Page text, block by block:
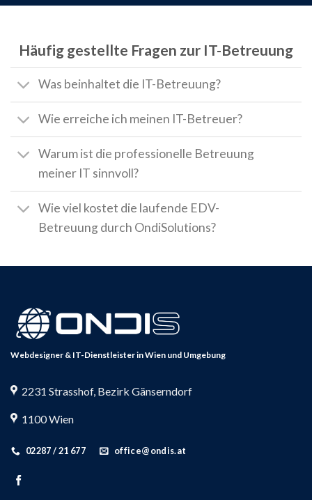
Häufig gestellte Fragen zur IT-Betreuung
Was beinhaltet die IT-Betreuung?
Wie erreiche ich meinen IT-Betreuer?
Warum ist die professionelle Betreuung
meiner IT sinnvoll?
Wie viel kostet die laufende EDV-
Betreuung durch OndiSolutions?
Webdesigner & IT-Dienstleisterin Wien und Umgebung
2231 Strasshof, Bezirk Gänserndorf
1100 Wien
02287 / 21 677 office@ondis.at